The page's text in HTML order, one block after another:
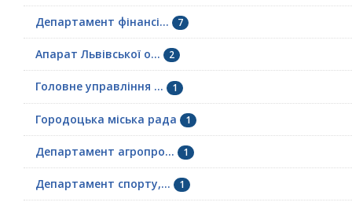
Департамент фінансі... 7
Апарат Львівської о... 2
Головне управління ... 1
Городоцька міська рада 1
Департамент агропро... 1
Департамент спорту,... 1